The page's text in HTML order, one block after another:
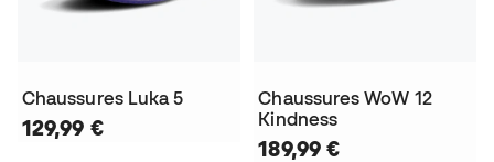
Chaussures Luka 5
129,99 €
Chaussures WoW 12
Kindness
189,99 €